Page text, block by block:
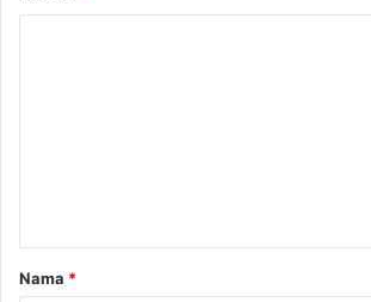
a
r
Nama *